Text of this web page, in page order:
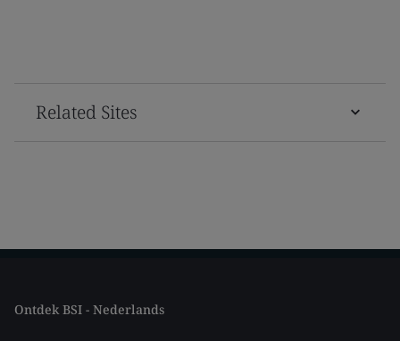
Related Sites
Ontdek BSI - Nederlands